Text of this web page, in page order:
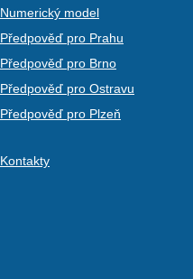
Numerický model
Předpověď pro Prahu
Předpověď pro Brno
Předpověď pro Ostravu
Předpověď pro Plzeň
Kontakty